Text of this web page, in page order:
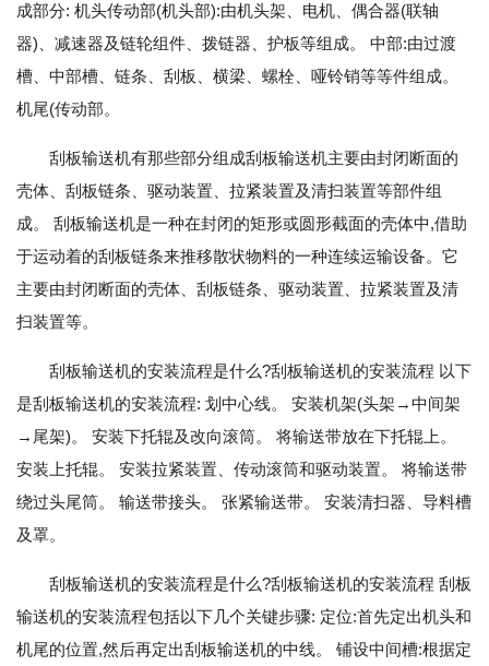
成部分: 机头传动部(机头部):由机头架、电机、偶合器(联轴
器)、减速器及链轮组件、拨链器、护板等组成。 中部:由过渡
槽、中部槽、链条、刮板、横梁、螺栓、哑铃销等等件组成。
机尾(传动部。
刮板输送机有那些部分组成刮板输送机主要由封闭断面的
壳体、刮板链条、驱动装置、拉紧装置及清扫装置等部件组
成。 刮板输送机是一种在封闭的矩形或圆形截面的壳体中,借助
于运动着的刮板链条来推移散状物料的一种连续运输设备。它
主要由封闭断面的壳体、刮板链条、驱动装置、拉紧装置及清
扫装置等。
刮板输送机的安装流程是什么?刮板输送机的安装流程 以下
是刮板输送机的安装流程: 划中心线。 安装机架(头架→中间架
→尾架)。 安装下托辊及改向滚筒。 将输送带放在下托辊上。
安装上托辊。 安装拉紧装置、传动滚筒和驱动装置。 将输送带
绕过头尾筒。 输送带接头。 张紧输送带。 安装清扫器、导料槽
及罩。
刮板输送机的安装流程是什么?刮板输送机的安装流程 刮板
输送机的安装流程包括以下几个关键步骤: 定位:首先定出机头和
机尾的位置,然后再定出刮板输送机的中线。 铺设中间槽:根据定